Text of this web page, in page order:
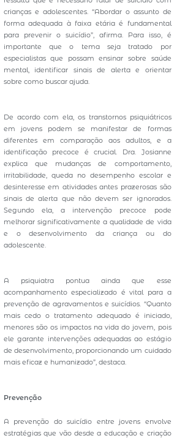
crianças e adolescentes. “Abordar o assunto de
forma adequada à faixa etária é fundamental
para prevenir o suicídio”, afirma. Para isso, é
importante que o tema seja tratado por
especialistas que possam ensinar sobre saúde
mental, identificar sinais de alerta e orientar
sobre como buscar ajuda.
De acordo com ela, os transtornos psiquiátricos
em jovens podem se manifestar de formas
diferentes em comparação aos adultos, e a
identificação precoce é crucial. Dra. Josianne
explica que mudanças de comportamento,
irritabilidade, queda no desempenho escolar e
desinteresse em atividades antes prazerosas são
sinais de alerta que não devem ser ignorados.
Segundo ela, a intervenção precoce pode
melhorar significativamente a qualidade de vida
e o desenvolvimento da criança ou do
adolescente.
A psiquiatra pontua ainda que esse
acompanhamento especializado é vital para a
prevenção de agravamentos e suicídios. “Quanto
mais cedo o tratamento adequado é iniciado,
menores são os impactos na vida do jovem, pois
ele garante intervenções adequadas ao estágio
de desenvolvimento, proporcionando um cuidado
mais eficaz e humanizado”, destaca.
Prevenção
A prevenção do suicídio entre jovens envolve
estratégias que vão desde a educação e criação